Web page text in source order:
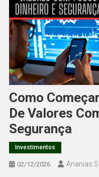
Como
De Valores
Segurança
Investimentos
02/12/2026 Ananias